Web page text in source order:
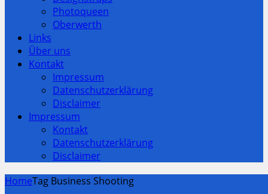
Photoqueen
Oberwerth
Links
Über uns
Kontakt
Impressum
Datenschutzerklärung
Disclaimer
Impressum
Kontakt
Datenschutzerklärung
Disclaimer
HomeTag Business Shooting